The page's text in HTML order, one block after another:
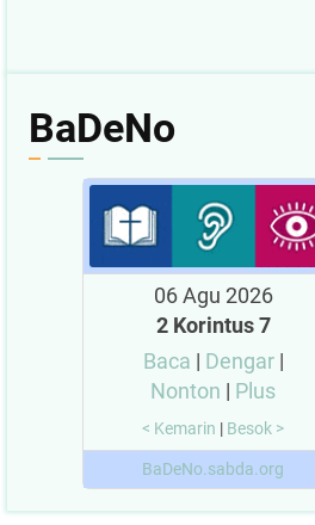
BaDeNo
06 Agu 2026
2 Korintus 7
Baca | Dengar|
Nonton | Plus
< Kemarin | Besok >
BaDeNo.sabda.org